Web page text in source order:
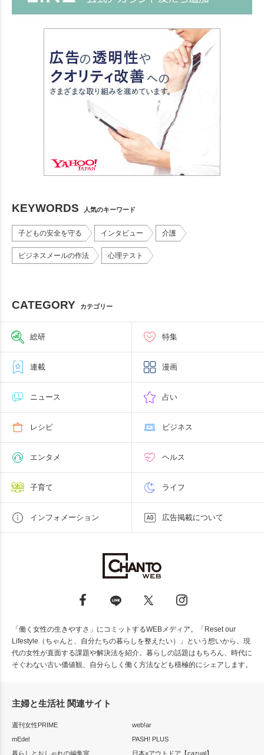
KEYWORDS 人気のキーワード
子どもの安全を守る インタビュー 介護
ビジネスメールの作法 心理テスト
CATEGORY カテゴリー
総研 特集
連載 漫画
ニュース 占い
レシピ ビジネス
エンタメ ヘルス
子育て ライフ
インフォメーション 広告掲載について
「働く女性の生きやすさ」にコミットするWEBメディア。「Reset our
Lifestyle（ちゃんと、自分たちの暮らしを整えたい）」という想いから、現
代の女性が直面する課題や解決法を紹介。暮らしの話題はもちろん、時代に
そぐわない古い価値観、自分らしく働く方法なども積極的にシェアします。
主婦と生活社 関連サイト
週刊女性PRIME
web!ar
mEdel
PASH! PLUS
暮らしとおしゃれの編集室
日本×アウトドア【cazual】